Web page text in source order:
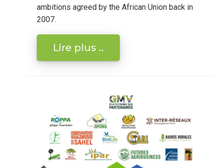
ambitions agreed by the African Union back in
2007.
Lire plus ..